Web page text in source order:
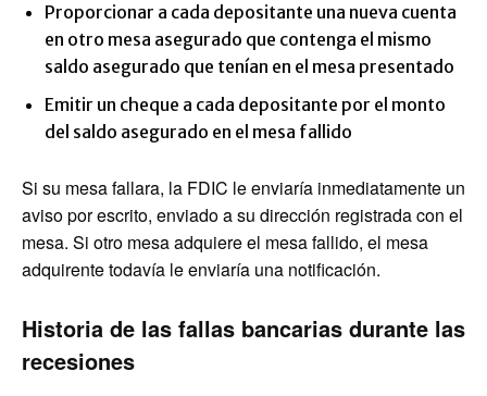
Proporcionar a cada depositante una nueva cuenta
en otro mesa asegurado que contenga el mismo
saldo asegurado que tenían en el mesa presentado
Emitir un cheque a cada depositante por el monto
del saldo asegurado en el mesa fallido
Si su mesa fallara, la FDIC le enviaría inmediatamente un
aviso por escrito, enviado a su dirección registrada con el
mesa. Si otro mesa adquiere el mesa fallido, el mesa
adquirente todavía le enviaría una notificación.
Historia de las fallas bancarias durante las
recesiones